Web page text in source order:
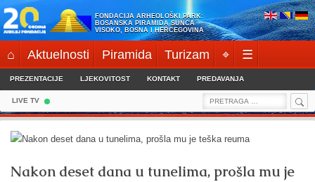
Skip
to
content
FONDACIJA ARHEOLOŠKI PARK:
BOSANSKA PIRAMIDA SUNCA
VISOKO, BOSNA I HERCEGOVINA
⌂ Aktuelnosti Piramida Turizam ⌖ ☰
PREZENTACIJE LJEKOVITOST KONTAKT PREDAVANJA
LIVE TV
Search
for:
Nakon deset dana u tunelima, prošla mu je